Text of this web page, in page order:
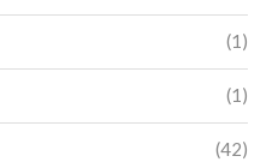
(1)
(1)
(42)